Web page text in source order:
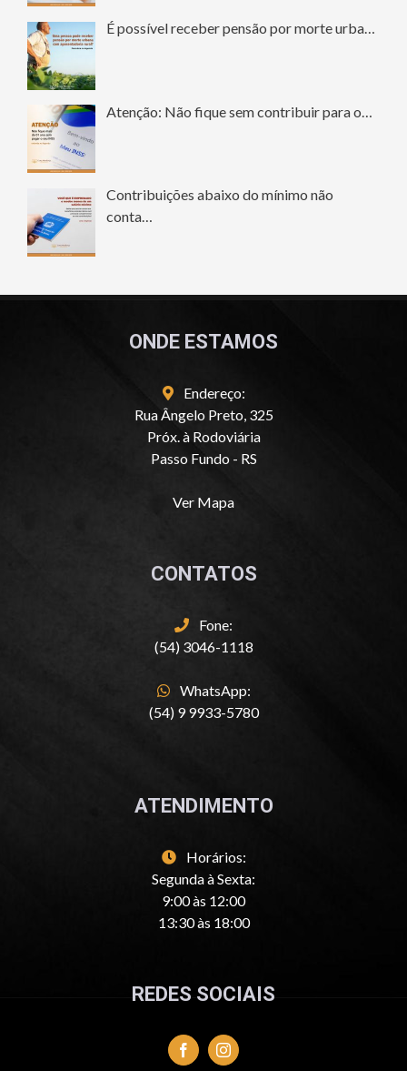
É possível receber pensão por morte urba…
Atenção: Não fique sem contribuir para o…
Contribuições abaixo do mínimo não
conta…
ONDE ESTAMOS
Endereço:
Rua Ângelo Preto, 325
Próx. à Rodoviária
Passo Fundo - RS
Ver Mapa
CONTATOS
Fone:
(54) 3046-1118
WhatsApp:
(54) 9 9933-5780
ATENDIMENTO
Horários:
Segunda à Sexta:
9:00 às 12:00
13:30 às 18:00
REDES SOCIAIS